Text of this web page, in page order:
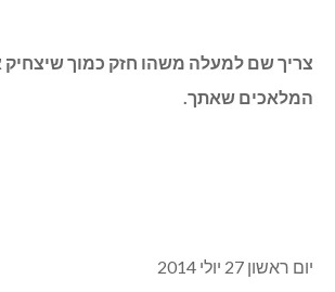
צריך שם למעלה משהו חזק כמוך
המלאכים שאתך.
יום ראשון 27 יולי 2014